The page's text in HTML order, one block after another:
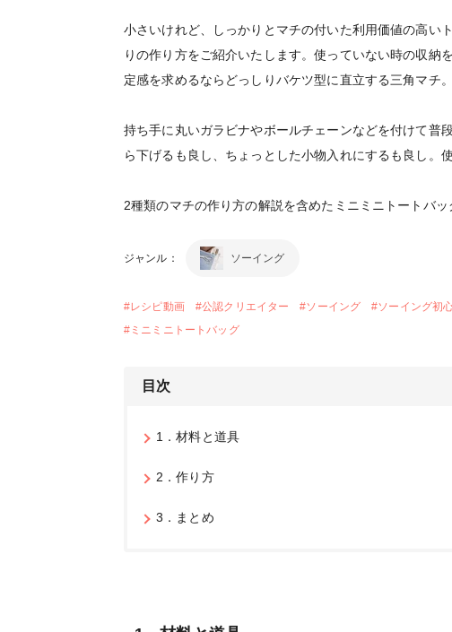
小さいけれど、しっかりとマチの付いた利用価値の高い
りの作り方をご紹介いたします。使っていない時の収納
定感を求めるならどっしりバケツ型に直立する三角マチ
持ち手に丸いガラビナやボールチェーンなどを付けて普
ら下げるも良し、ちょっとした小物入れにするも良し。
2種類のマチの作り方の解説を含めたミニミニトートバ
ジャンル： ソーイング
#レシピ動画 #公認クリエイター #ソーイング #ソーイング初
# ミニミニトートバッグ
目次
1．材料と道具
2．作り方
3．まとめ